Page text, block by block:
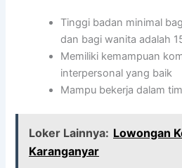
Tinggi badan minimal
dan bagi wanita adalah
Memiliki kemampuan
interpersonal yang baik
Mampu bekerja dalam tim
Loker Lainnya: Lowongan
Karanganyar